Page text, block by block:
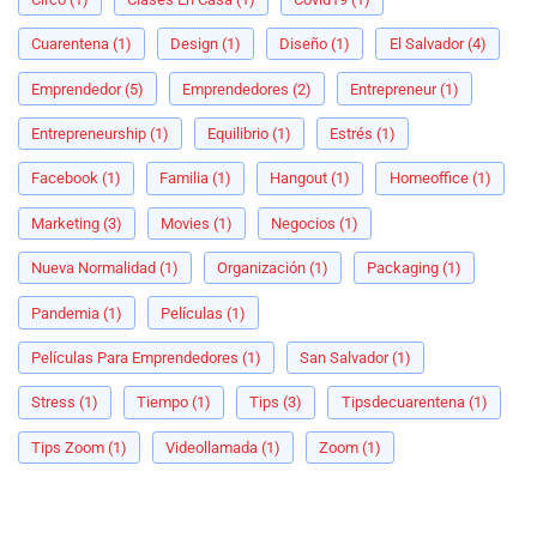
Cuarentena (1) Design (1) Diseño (1) El Salvador(4)
Emprendedor(5) Emprendedores (2) Entrepreneur(1)
Entrepreneurship (1) Equilibrio (1) Estrés (1)
Facebook (1) Familia (1) Hangout (1) Homeoffice(1)
Marketing (3) Movies (1) Negocios (1)
Nueva Normalidad (1) Organización (1) Packaging (1)
Pandemia (1) Películas (1)
Películas Para Emprendedores (1) San Salvador(1)
Stress (1) Tiempo (1) Tips (3) Tipsdecuarentena(1)
Tips Zoom (1) Videollamada (1) Zoom (1)